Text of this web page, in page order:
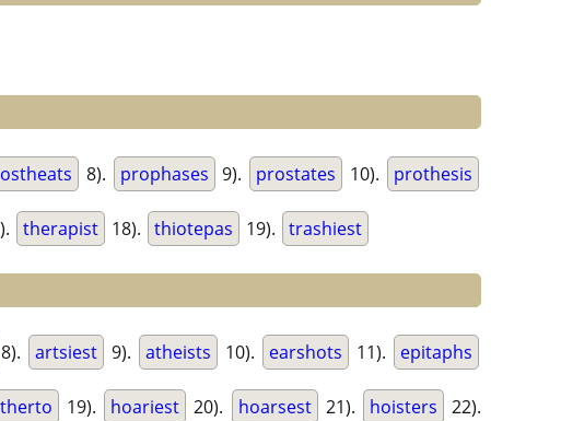
8). prophases 9). prostates 10). prothesis
therapist 18). thiotepas 19). trashiest
8). artsiest 9). atheists 10). earshots 11). epitaphs
19). hoariest 20). hoarsest 21). hoisters 22).